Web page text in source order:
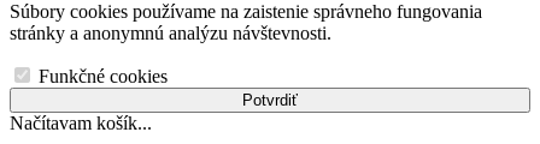
Súbory cookies používame na zaistenie správneho fungovania
stránky a anonymnú analýzu návštevnosti.
Funkčné cookies
Potvrdiť
Načítavam košík...